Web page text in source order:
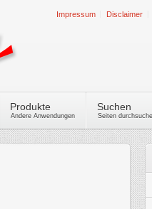
Impressum Disclaimer
Produkte
Andere Anwendungen
Suchen
Seiten